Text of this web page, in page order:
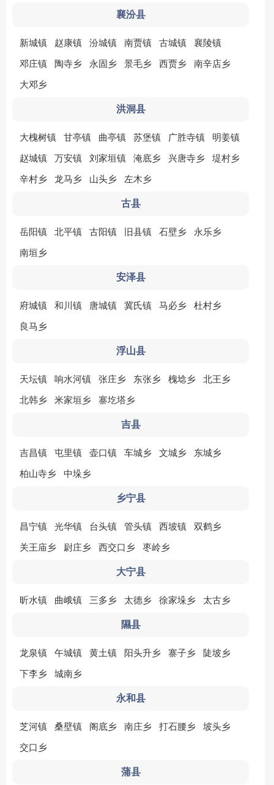
襄汾县
新城镇 赵康镇 汾城镇 南贾镇 古城镇 襄陵镇
邓庄镇 陶寺乡 永固乡 景毛乡 西贾乡 南辛店乡
大邓乡
洪洞县
大槐树镇 甘亭镇 曲亭镇 苏堡镇 广胜寺镇 明姜镇
赵城镇 万安镇 刘家垣镇 淹底乡 兴唐寺乡 堤村乡
辛村乡 龙马乡 山头乡 左木乡
古县
岳阳镇 北平镇 古阳镇 旧县镇 石壁乡 永乐乡
南垣乡
安泽县
府城镇 和川镇 唐城镇 冀氏镇 马必乡 杜村乡
良马乡
浮山县
天坛镇 响水河镇 张庄乡 东张乡 槐埝乡 北王乡
北韩乡 米家垣乡 寨圪塔乡
吉县
吉昌镇 屯里镇 壶口镇 车城乡 文城乡 东城乡
柏山寺乡 中垛乡
乡宁县
昌宁镇 光华镇 台头镇 管头镇 西坡镇 双鹤乡
关王庙乡 尉庄乡 西交口乡 枣岭乡
大宁县
昕水镇 曲峨镇 三多乡 太德乡 徐家垛乡 太古乡
隰县
龙泉镇 午城镇 黄土镇 阳头升乡 寨子乡 陡坡乡
下李乡 城南乡
永和县
芝河镇 桑壁镇 阁底乡 南庄乡 打石腰乡 坡头乡
交口乡
蒲县